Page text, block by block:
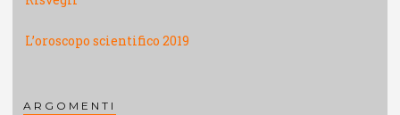
L’oroscopo scientifico 2019
ARGOMENTI